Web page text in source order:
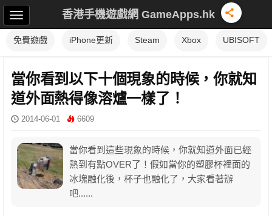
香港手機遊戲網 GameApps.hk
免費遊戲 iPhone更新 Steam Xbox UBISOFT
當你看到以下十個現象的時候，你就知
道外面熱得像溶爐一樣了！
2014-06-01 6609
當你看到這些現象的時候，你就知道外面已經
熱到有點OVER了！假如當你的塑膠杯裡面的
冰塊融化後，杯子也融化了，大家看著辦
吧......